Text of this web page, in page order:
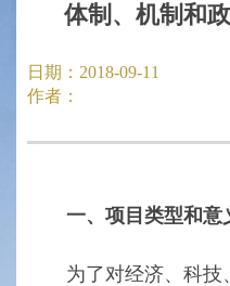
体制、机制和
日期： 2018-09-11
作者：
一、项目类型和意
为了对经济、科技